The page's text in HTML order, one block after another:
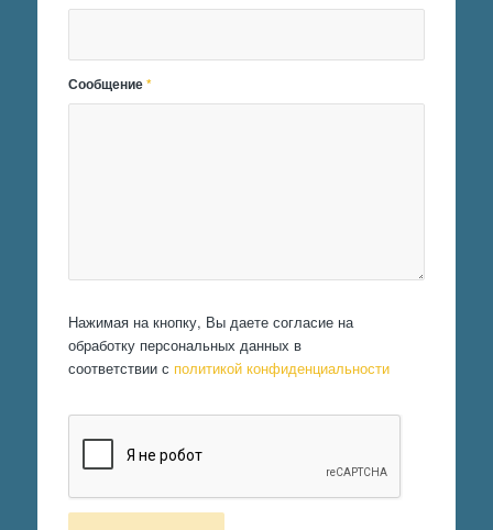
Сообщение*
Нажимая на кнопку, Вы даете согласие на
обработку персональных данных в
соответствии с политикой конфиденциальности